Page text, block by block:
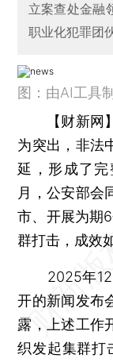
立案查处金融
职业化犯罪团
图：由AI工具
【财新网】
为突出，非法
延，形成了
月，公安部会
市、开展为期
群打击，成效
2025年12
开的新闻发布
露，上述工作
织发起集群打